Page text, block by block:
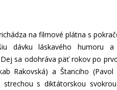
na filmové plátna s
dávku láskavého humoru a
sa odohráva päť rokov po
Rakovská) a Štanciho (Pavol
s diktátorskou